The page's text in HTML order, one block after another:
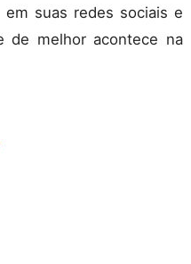
suas redes sociais e
de melhor acontece na